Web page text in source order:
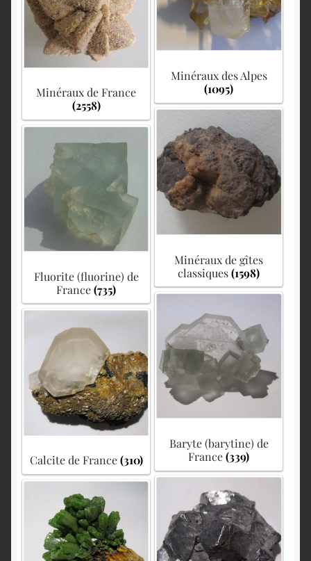
Minéraux des Alpes
(1095)
Minéraux de France
(2558)
Minéraux de gîtes
classiques(1598)
Fluorite (fluorine) de
France(735)
Baryte (barytine) de
France(339)
Calcite de France(310)